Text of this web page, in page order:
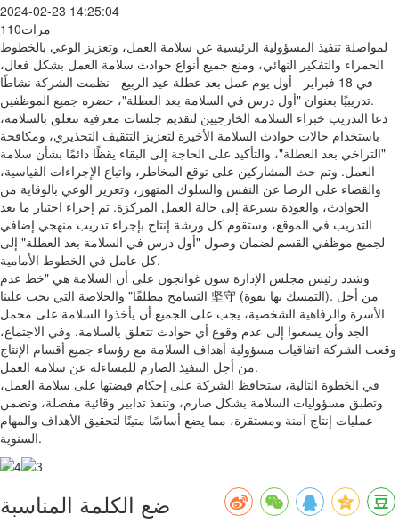
2024-02-23 14:25:04
110مرات
لمواصلة تنفيذ المسؤولية الرئيسية عن سلامة العمل، وتعزيز الوعي بالخطوط
الحمراء والتفكير النهائي، ومنع جميع أنواع حوادث سلامة العمل بشكل فعال،
في 18 فبراير - أول يوم عمل بعد عطلة عيد الربيع - نظمت الشركة نشاطًا
تدريبيًا بعنوان "أول درس في السلامة بعد العطلة"، حضره جميع الموظفين.
دعا التدريب خبراء السلامة الخارجيين لتقديم جلسات معرفية تتعلق بالسلامة،
باستخدام حالات حوادث السلامة الأخيرة لتعزيز التثقيف التحذيري، ومكافحة
"التراخي بعد العطلة"، والتأكيد على الحاجة إلى البقاء يقظًا دائمًا بشأن سلامة
العمل. وتم حث المشاركين على توقع المخاطر، واتباع الإجراءات القياسية،
والقضاء على الرضا عن النفس والسلوك المتهور، وتعزيز الوعي بالوقاية من
الحوادث، والعودة بسرعة إلى حالة العمل المركزة. تم إجراء اختبار ما بعد
التدريب في الموقع، وستقوم كل ورشة إنتاج بإجراء تدريب منهجي إضافي
لجميع موظفي القسم لضمان وصول "أول درس في السلامة بعد العطلة" إلى
كل عامل في الخطوط الأمامية.
وشدد رئيس مجلس الإدارة سون غوانجون على أن السلامة هي "خط عدم
التسامح مطلقًا" والخلاصة التي يجب علينا 坚守 (التمسك بها بقوة). من أجل
الأسرة والرفاهية الشخصية، يجب على الجميع أن يأخذوا السلامة على محمل
الجد وأن يسعىوا إلى عدم وقوع أي حوادث تتعلق بالسلامة. وفي الاجتماع،
وقعت الشركة اتفاقيات مسؤولية أهداف السلامة مع رؤساء جميع أقسام الإنتاج
من أجل التنفيذ الصارم للمساءلة عن سلامة العمل.
في الخطوة التالية، ستحافظ الشركة على إحكام قبضتها على سلامة العمل،
وتطبق مسؤوليات السلامة بشكل صارم، وتنفذ تدابير وقائية مفصلة، ​​وتضمن
عمليات إنتاج آمنة ومستقرة، مما يضع أساسًا متينًا لتحقيق الأهداف والمهام
السنوية.
ضع الكلمة المناسبة